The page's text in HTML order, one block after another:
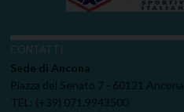
CONTATTI
Sede di Ancona
Piazza del Senato 7 - 60121 Ancona
TEL: (+39) 071.9943500